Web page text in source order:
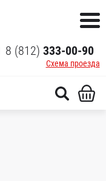
8 (812) 333-00-90
Схема проезда